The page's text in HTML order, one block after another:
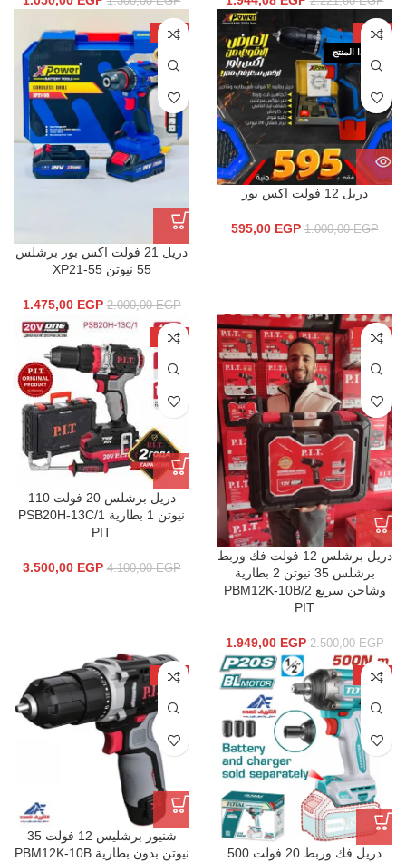
-41%
نفذ هذا المنتج
دريل 12 فولت اكس بور
1.000,00EGP
595,00 EGP
-26%
دريل 21 فولت اكس بور برشلس
55 نيوتن XP21-55
2.000,00EGP
1.475,00 EGP
-22%
دريل برشلس 12 فولت فك وربط
برشلس 35 نيوتن 2 بطارية
وشاحن سريع PBM12K-10B/2
PIT
2.500,00EGP
1.949,00 EGP
-15%
دريل برشلس 20 فولت 110
نيوتن 1 بطارية PSB20H-13C/1
PIT
4.100,00EGP
3.500,00 EGP
-16%
دريل فك وربط 20 فولت 500
-31%
شنيور برشليس 12 فولت 35
نيوتن بدون بطارية PBM12K-10B